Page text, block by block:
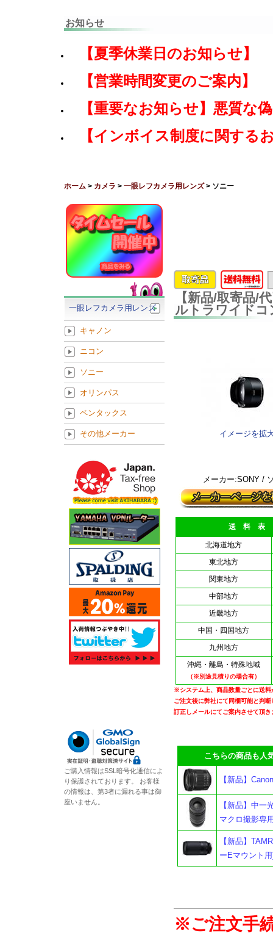
お知らせ
【夏季休業日のお知らせ】
【営業時間変更のご案内】
【重要なお知らせ】悪質な
【インボイス制度に関する
ホーム > カメラ > 一眼レフカメラ用レンズ> ソニー
【新品/取寄品/
ルトラワイドコ
イメージを拡
メーカー:SONY /
送 料 表
北海道地方
東北地方
関東地方
中部地方
近畿地方
中国・四国地方
九州地方
沖縄・離島・特殊地域
（※別途見積りの場合有）
※システム上、商品数量ごとに送料
ご注文後に弊社にて同梱可能と判
訂正しメールにてご案内させて頂き
こちらの商品も人気
【新品】
【新品】中
マクロ撮影専
【新品】
ーEマウント
※ご注文手
一眼レフカメラ用レンズ
キャノン
ニコン
ソニー
オリンパス
ペンタックス
その他メーカー
ご購入情報はSSL暗号化通信によ
り保護されております。 お客様
の情報は、第3者に漏れる事は御
座いません。